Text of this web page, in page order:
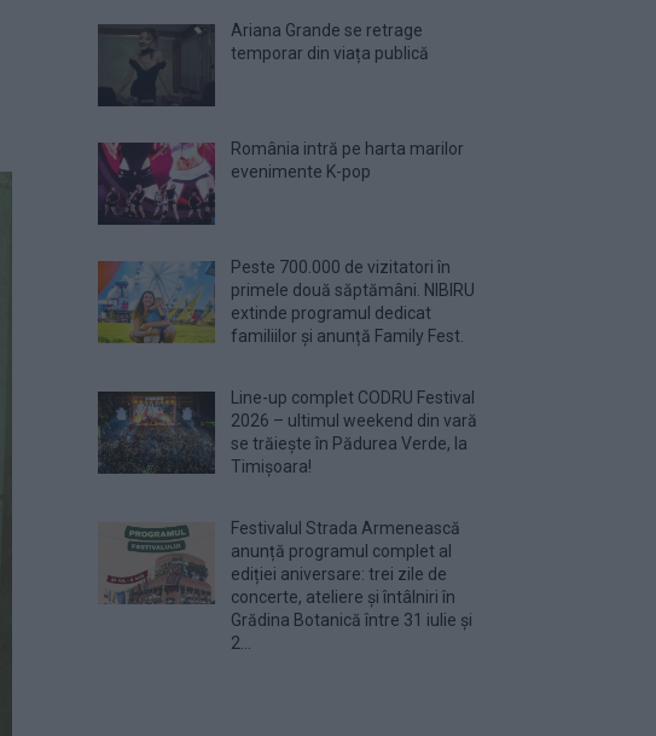
Ariana Grande se retrage
temporar din viața publică
România intră pe harta marilor
evenimente K-pop
Peste 700.000 de vizitatori în
primele două săptămâni. NIBIRU
extinde programul dedicat
familiilor și anunță Family Fest.
Line-up complet CODRU Festival
2026 – ultimul weekend din vară
se trăiește în Pădurea Verde, la
Timișoara!
Festivalul Strada Armenească
anunță programul complet al
ediției aniversare: trei zile de
concerte, ateliere și întâlniri în
Grădina Botanică între 31 iulie și
2...